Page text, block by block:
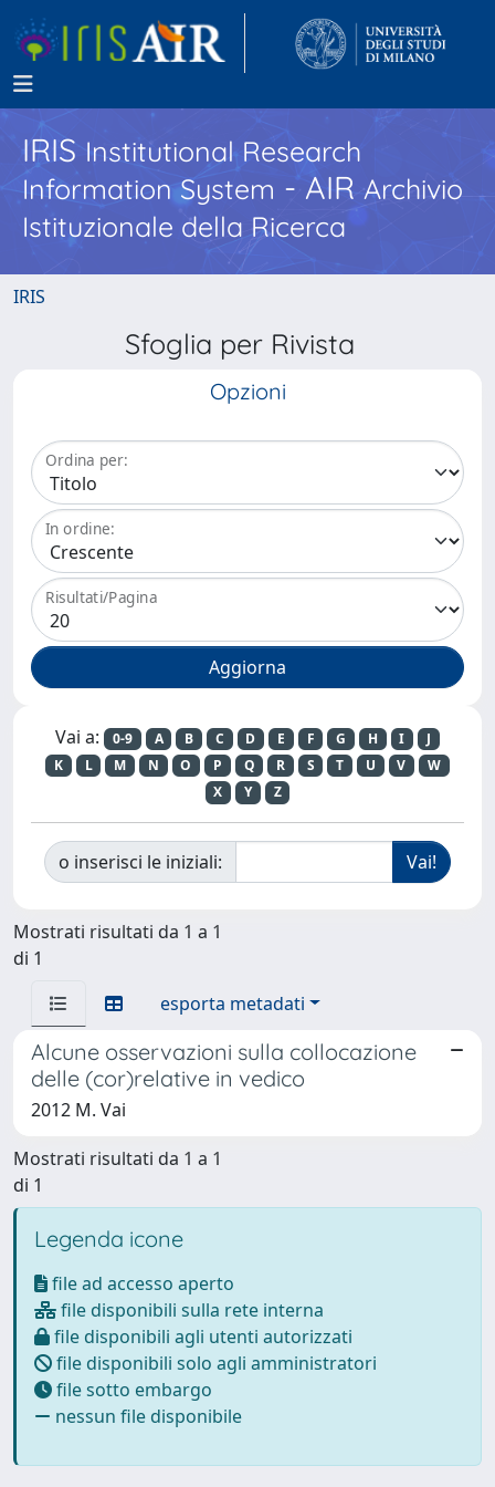
IRISInstitutional Research
Information System - AIR Archivio
Istituzionale della Ricerca
IRIS
Sfoglia per Rivista
Opzioni
Ordina per:
In ordine:
Risultati/Pagina
Vai a: 0-9 A B C D E F G H I
J
K
L M N O P Q R S T U V
W
X
Y Z
o inserisci le iniziali:
Mostrati risultati da 1 a 1
di 1
esporta metadati
Alcune osservazioni sulla collocazione
delle (cor)relative in vedico
2012 M. Vai
Mostrati risultati da 1 a 1
di 1
Legenda icone
file ad accesso aperto
file disponibili sulla rete interna
file disponibili agli utenti autorizzati
file disponibili solo agli amministratori
file sotto embargo
nessun file disponibile